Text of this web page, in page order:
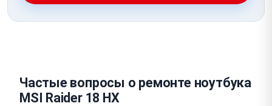
Частые вопросы о ремонте ноутбука
MSI Raider 18 HX